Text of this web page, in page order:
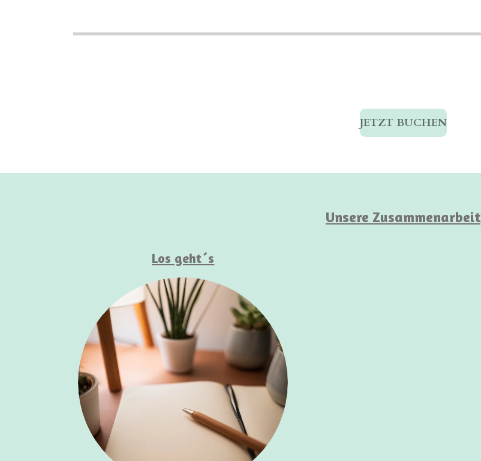
JETZT BUCHEN
Unsere Zusammenarbeit
Los geht´s